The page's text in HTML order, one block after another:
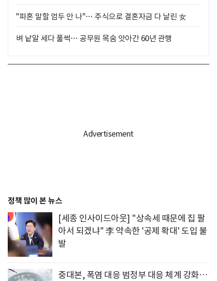
"파혼 말할 엄두 안 나"… 주식으로 결혼자금 다 날린 女
벼 낱알 세다 풀썩… 공무원 목숨 앗아간 60년 관행
정책 많이 본 뉴스
[세종 인사이드아웃] "상속세 때문에 집 팔
아서 되겠냐" 李 약속한 '공제 확대' 도입 불
발
중대본, 폭염 대응 범정부 대응 체계 강화…